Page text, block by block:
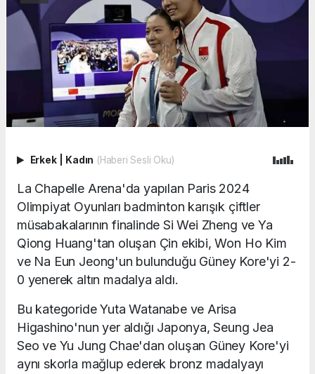
Erkek Kadın (Haberi Sesli Oku)
La Chapelle Arena'da yapılan Paris 2024
Olimpiyat Oyunları badminton karışık çiftler
müsabakalarının finalinde Si Wei Zheng ve Ya
Qiong Huang'tan oluşan Çin ekibi, Won Ho Kim
ve Na Eun Jeong'un bulunduğu Güney Kore'yi 2-
0 yenerek altın madalya aldı.
Bu kategoride Yuta Watanabe ve Arisa
Higashino'nun yer aldığı Japonya, Seung Jea
Seo ve Yu Jung Chae'dan oluşan Güney Kore'yi
aynı skorla mağlup ederek bronz madalyayı